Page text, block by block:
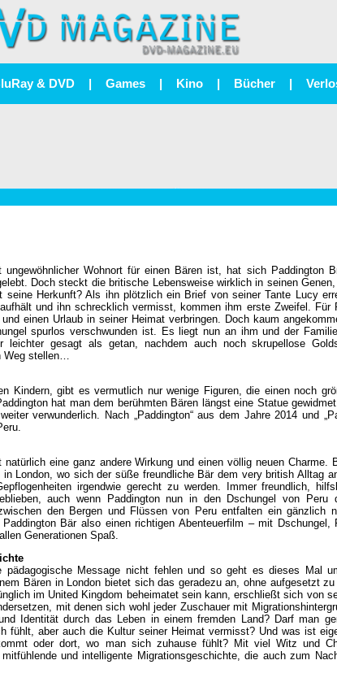
& DVD | Games | Kino | Bücher |
Wohnort für einen Bären ist, hat sich Paddington
Doch steckt die britische Lebensweise wirklich in seinen
seine Herkunft? Als ihn plötzlich ein Brief von seiner Tante Lucy
und ihn schrecklich vermisst, kommen ihm erste Zweifel. Für
einen Urlaub in seiner Heimat verbringen. Doch kaum
spurlos verschwunden ist. Es liegt nun an ihm und der
leichter gesagt als getan, nachdem auch noch skrupellose
stellen…
Kindern, gibt es vermutlich nur wenige Figuren, die einen noch
hat man dem berühmten Bären längst eine Statue
verwunderlich. Nach „Paddington“ aus dem Jahre 2014 und
eine ganz andere Wirkung und einen völlig neuen Charme.
in London, wo sich der süße freundliche Bär dem very british Alltag
irgendwie gerecht zu werden. Immer freundlich,
auch wenn Paddington nun in den Dschungel von Peru
den Bergen und Flüssen von Peru entfalten ein gänzlich
Bär also einen richtigen Abenteuerfilm – mit Dschungel,
Generationen Spaß.
pädagogische Message nicht fehlen und so geht es dieses Mal
Bären in London bietet sich das geradezu an, ohne aufgesetzt
im United Kingdom beheimatet sein kann, erschließt sich von
mit denen sich wohl jeder Zuschauer mit
Identität durch das Leben in einem fremden Land? Darf man
fühlt, aber auch die Kultur seiner Heimat vermisst? Und was ist
oder dort, wo man sich zuhause fühlt? Mit viel Witz und
mitfühlende und intelligente Migrationsgeschichte, die auch zum